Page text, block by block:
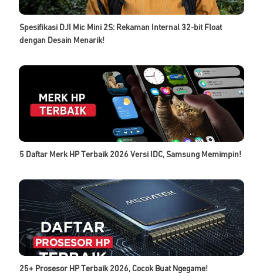
Spesifikasi DJI Mic Mini 2S: Rekaman Internal 32-bit Float
dengan Desain Menarik!
5 Daftar Merk HP Terbaik 2026 Versi IDC, Samsung Memimpin!
25+ Prosesor HP Terbaik 2026, Cocok Buat Ngegame!